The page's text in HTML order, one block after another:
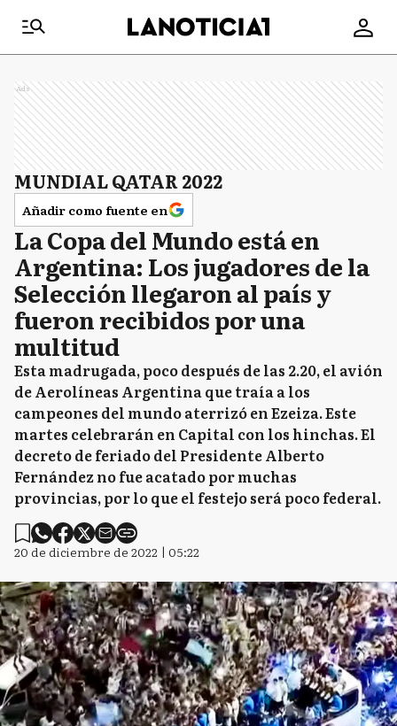
Ads
MUNDIAL QATAR 2022
Añadir como fuente en
La Copa del Mundo está en
Argentina: Los jugadores de la
Selección llegaron al país y
fueron recibidos por una
multitud
Esta madrugada, poco después de las 2.20, el avión
de Aerolíneas Argentina que traía a los
campeones del mundo aterrizó en Ezeiza. Este
martes celebrarán en Capital con los hinchas. El
decreto de feriado del Presidente Alberto
Fernández no fue acatado por muchas
provincias, por lo que el festejo será poco federal.
20 de diciembre de 2022 | 05:22